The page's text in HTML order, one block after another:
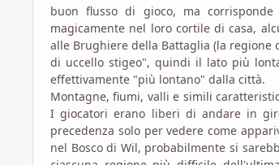
buon flusso di gioco, ma
magicamente nel loro cortile di casa,
alle Brughiere della Battaglia (la regione
di uccello stigeo", quindi il lato più
effettivamente "più lontano" dalla città.
Montagne, fiumi, valli e simili
I giocatori erano liberi di andare in
precedenza solo per vedere come
nel Bosco di Wil, probabilmente si